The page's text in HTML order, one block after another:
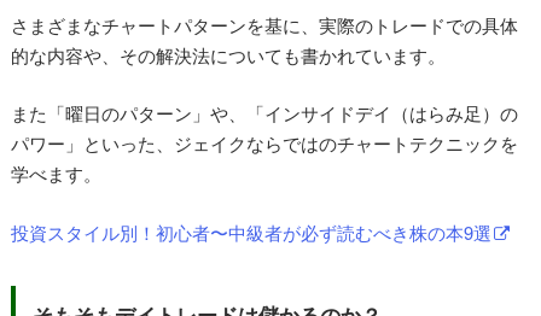
さまざまなチャートパターンを基に、実際のトレードでの具体
的な内容や、その解決法についても書かれています。
また「曜日のパターン」や、「インサイドデイ（はらみ足）の
パワー」といった、ジェイクならではのチャートテクニックを
学べます。
投資スタイル別！初心者〜中級者が必ず読むべき株の本9選